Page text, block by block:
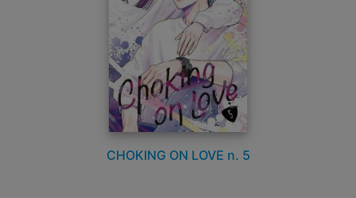
CHOKING ON LOVE n. 5